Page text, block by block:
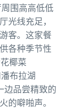
围高高低低
光线充足，
客。这家餐
各种季节性
椰菜
布拉湖
边品尝精致的
的噼啪声。